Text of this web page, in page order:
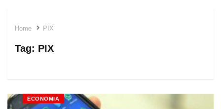
Home PIX
Tag: PIX
ECONOMIA